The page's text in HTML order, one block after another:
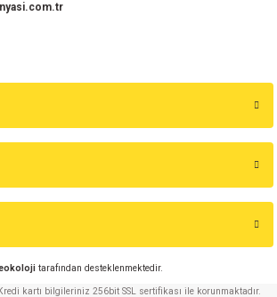
tarafından desteklenmektedir.
kartı bilgileriniz 256bit SSL sertifikası ile korunmaktadır.